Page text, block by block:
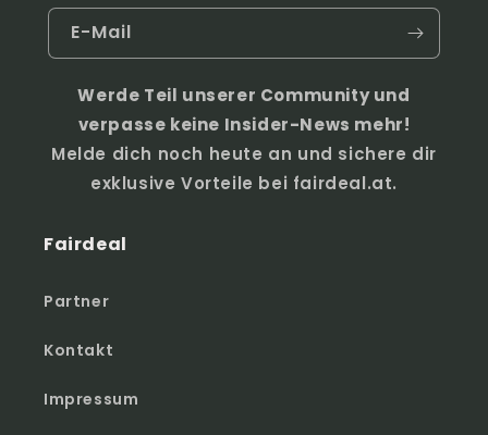
E-Mail
Werde Teil unserer Community und
verpasse keine Insider-News mehr!
Melde dich noch heute an und sichere dir
exklusive Vorteile bei fairdeal.at.
Fairdeal
Partner
Kontakt
Impressum